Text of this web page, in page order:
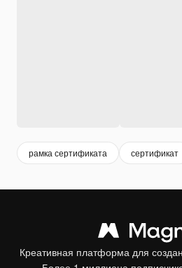
рамка сертификата сертификат
Креативная платформа для